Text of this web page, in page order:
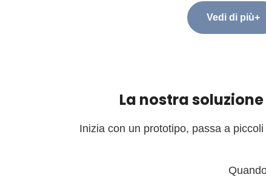
Vedi di più+
La nostra
Inizia con un prototipo, passa a